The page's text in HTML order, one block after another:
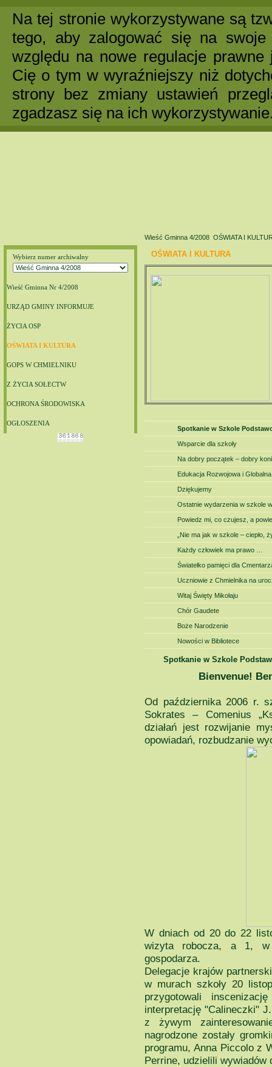
Na tej stronie wykorzystywane są
tego, aby zalogować się na
względu na nowe regulacje
Cię o tym w wyraźniejszy niż
strony bez zmiany ustawień
zgadzasz się na ich
Wybierz numer archiwalny
Wieść Gminna Nr 4/2008
URZĄD GMINY INFORMUJE
ŻYCIA OSP
OŚWIATA I KULTURA
GOPS W CHMIELNIKU
Z ŻYCIA SOŁECTW
OCHRONA ŚRODOWISKA
OGŁOSZENIA
Wieść Gminna 4/2008 OŚWIATA I
OŚWIATA I KULTURA
Spotkanie w Szkole
Wsparcie dla szkoły
Na dobry początek – dobry
Edukacja Rozwojowa i
Dziękujemy
Ostatnie wydarzenia w szkole
Powiedz mi, co czujesz, a
„Nie ma jak w szkole – ciepło,
Każdy człowiek ma prawo …
Światełko pamięci dla
Uczniowie z Chmielnika na
Witaj Święty Mikołaju
Chór Gaudete
Boże Narodzenie
Nowości w Bibliotece
Spotkanie w Szkole
Bienvenue!
Od października 2006 r.
Sokrates – Comenius
działań jest rozwijanie
opowiadań, rozbudzanie
W dniach od 20 do 22
wizyta robocza, a 1, w
gospodarza.
Delegacje krajów
w murach szkoły 20
przygotowali
interpretację "Calineczki"
z żywym
nagrodzone zostały
programu, Anna Piccolo z
Perrine, udzielili wywiadów